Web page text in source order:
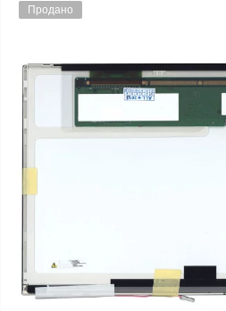
Продано